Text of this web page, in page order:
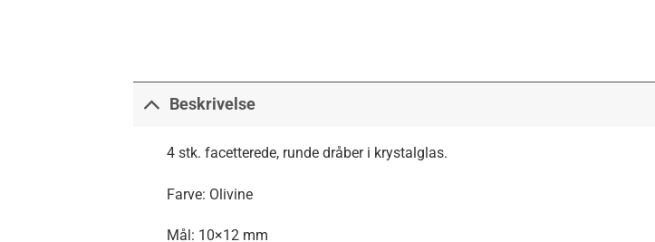
Beskrivelse
4 stk. facetterede, runde dråber i krystalglas.
Farve: Olivine
Mål: 10×12 mm